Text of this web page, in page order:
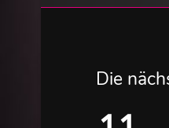
Die